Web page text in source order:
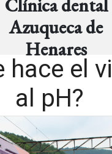
Clínica dental
Azuqueca de
Henares
hace el
al pH?